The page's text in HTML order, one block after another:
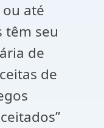
até
têm seu
de
de